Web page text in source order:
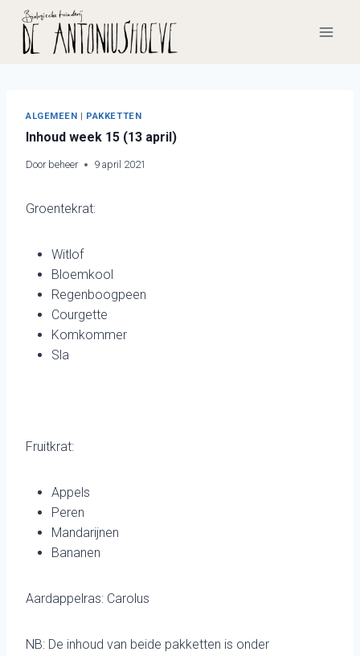
Doorgaan
naar
inhoud
ALGEMEEN | PAKKETTEN
Inhoud week 15 (13 april)
Door beheer 9 april 2021
Groentekrat:
Witlof
Bloemkool
Regenboogpeen
Courgette
Komkommer
Sla
Fruitkrat:
Appels
Peren
Mandarijnen
Bananen
Aardappelras: Carolus
NB: De inhoud van beide pakketten is onder